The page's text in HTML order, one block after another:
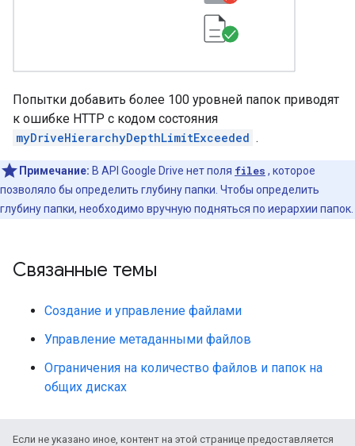
Попытки добавить более 100 уровней папок приводят
к ошибке HTTP с кодом состояния
myDriveHierarchyDepthLimitExceeded .
Примечание: В API Google Drive нет поля files , которое
позволяло бы определить глубину папки. Чтобы определить
глубину папки, необходимо вручную подняться по иерархии папок.
Связанные темы
Создание и управление файлами
Управление метаданными файлов
Ограничения на количество файлов и папок на
общих дисках
Если не указано иное, контент на этой странице предоставляется